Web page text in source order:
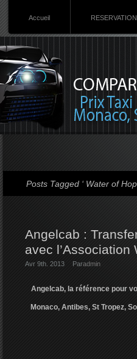
Accueil
Posts Tagged ‘ Water of
Angelcab :
avec l’Association
Avr 9th. 2013 Paradmin
Angelcab, la référence pour
Monaco, Antibes, St Tropez,